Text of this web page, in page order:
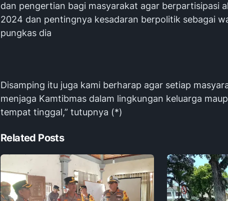
dan pengertian bagi masyarakat agar berpartisipasi
2024 dan pentingnya kesadaran berpolitik sebagai
pungkas dia
Disamping itu juga kami berharap agar setiap
menjaga Kamtibmas dalam lingkungan keluarga
tempat tinggal,” tutupnya (*)
Related Posts